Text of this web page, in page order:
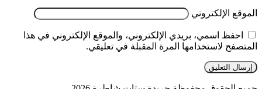
الموقع الإلكتروني
احفظ اسمي، بريدي الإلكتروني، والموقع الإلكتروني في هذا
المتصفح لاستخدامها المرة المقبلة في تعليقي.